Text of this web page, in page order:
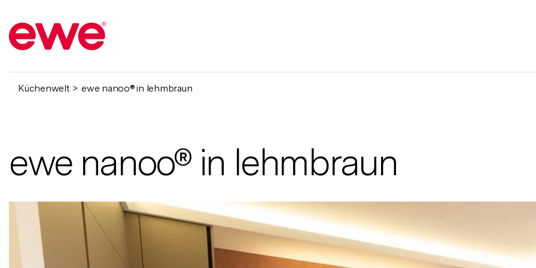
Küchenwelt ewe nanoo® in lehmbraun
ewe nanoo® in lehmbraun